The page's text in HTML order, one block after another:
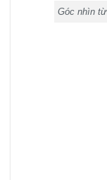
Góc nhìn